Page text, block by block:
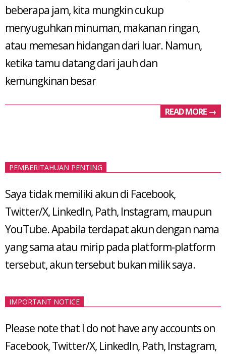
beberapa jam, kita mungkin cukup
menyuguhkan minuman, makanan ringan,
atau memesan hidangan dari luar. Namun,
ketika tamu datang dari jauh dan
kemungkinan besar
READ MORE →
PEMBERITAHUAN PENTING
Saya tidak memiliki akun di Facebook,
Twitter/X, LinkedIn, Path, Instagram, maupun
YouTube. Apabila terdapat akun dengan nama
yang sama atau mirip pada platform-platform
tersebut, akun tersebut bukan milik saya.
IMPORTANT NOTICE
Please note that I do not have any accounts on
Facebook, Twitter/X, LinkedIn, Path, Instagram,